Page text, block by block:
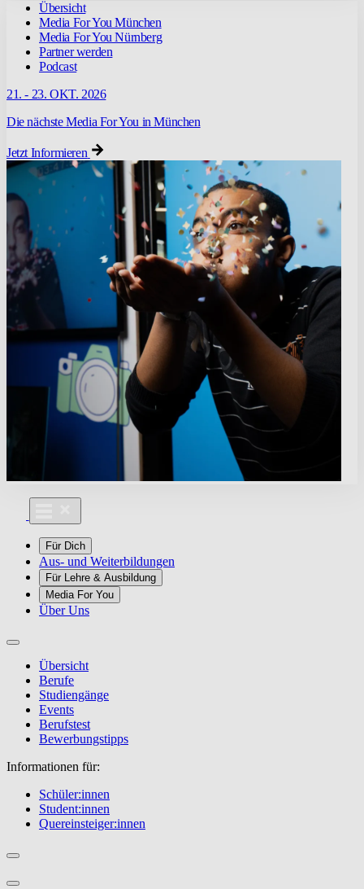
Übersicht
Media For You München
Media For You Nürnberg
Partner werden
Podcast
21. - 23. OKT. 2026
Die nächste Media For You in München
Jetzt Informieren
Für Dich
Aus- und Weiterbildungen
Für Lehre & Ausbildung
Media For You
Über Uns
Übersicht
Berufe
Studiengänge
Events
Berufstest
Bewerbungstipps
Informationen für:
Schüler:innen
Student:innen
Quereinsteiger:innen